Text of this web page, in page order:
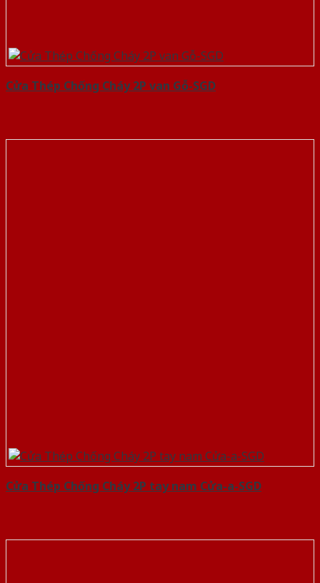
Cửa Thép Chống Cháy 2P van Gỗ-SGD
Cửa Thép Chống Cháy 2P tay nam Cửa-a-SGD